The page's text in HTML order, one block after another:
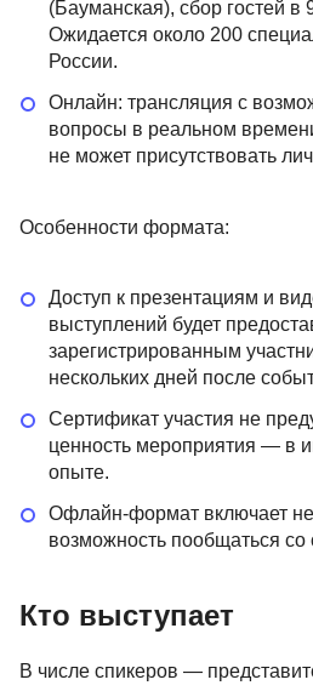
(Бауманская), сбор гостей в
Ожидается около 200
России.
Онлайн: трансляция с
вопросы в реальном
не может присутствовать
Особенности формата:
Доступ к презентациям и
выступлений будет
зарегистрированным
нескольких дней после
Сертификат участия не
ценность мероприятия — в
опыте.
Офлайн-формат включает
возможность пообщаться со
Кто выступает
В числе спикеров —